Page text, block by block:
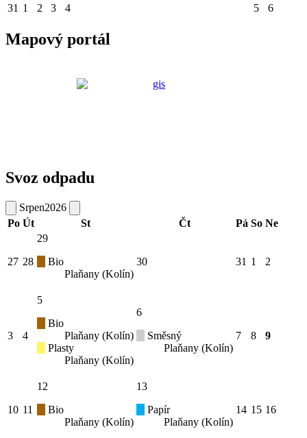
31 1 2 3 4 5 6
Mapový portál
Svoz odpadu
Srpen2026
Po Út St Čt Pá So Ne
27 28
29
Bio
Plaňany (Kolín)
30 31 1 2
3 4
5
Bio
Plaňany (Kolín)
Plasty
Plaňany (Kolín)
6
Směsný
Plaňany (Kolín)
7 8 9
10 11
12
Bio
Plaňany (Kolín)
13
Papír
Plaňany (Kolín)
14 15 16